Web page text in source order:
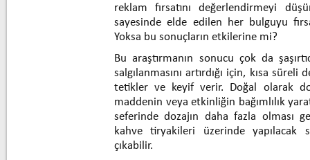
reklam fırsatını değerlendirmeyi
sayesinde elde edilen her bulguyu
Yoksa bu sonuçların etkilerine mi?
Bu araştırmanın sonucu çok da
salgılanmasını artırdığı için, kısa süreli
tetikler ve keyif verir. Doğal olarak
maddenin veya etkinliğin bağımlılık
seferinde dozajın daha fazla olması
kahve tiryakileri üzerinde yapılacak
çıkabilir.